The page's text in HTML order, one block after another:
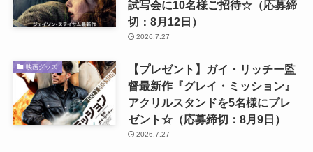
試写会に10名様ご招待☆（応募締
切：8月12日）
2026.7.27
映画グッズ
【プレゼント】ガイ・リッチー監
督最新作『グレイ・ミッション』
アクリルスタンドを5名様にプレ
ゼント☆（応募締切：8月9日）
2026.7.27